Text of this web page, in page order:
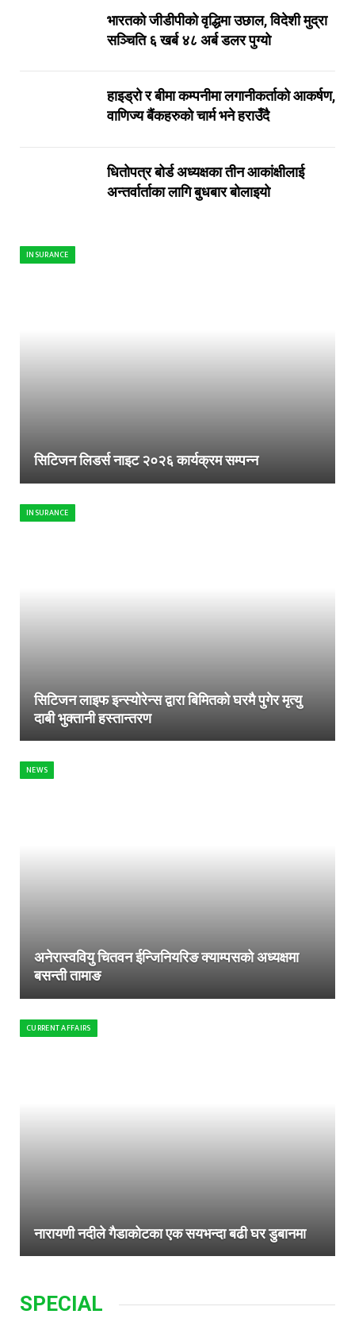
भारतको जीडीपीको वृद्धिमा उछाल, विदेशी मुद्रा
सञ्चिति ६ खर्ब ४८ अर्ब डलर पुग्यो
हाइड्रो र बीमा कम्पनीमा लगानीकर्ताको आकर्षण,
वाणिज्य बैंकहरुको चार्म भने हराउँदै
धितोपत्र बोर्ड अध्यक्षका तीन आकांक्षीलाई
अन्तर्वार्ताका लागि बुधबार बोलाइयो
INSURANCE
सिटिजन लिडर्स नाइट २०२६ कार्यक्रम सम्पन्न
INSURANCE
सिटिजन लाइफ इन्स्योरेन्स द्वारा बिमितको घरमै पुगेर मृत्यु
दाबी भुक्तानी हस्तान्तरण
NEWS
अनेरास्ववियु चितवन ईन्जिनियरिङ क्याम्पसको अध्यक्षमा
बसन्ती तामाङ
CURRENT AFFAIRS
नारायणी नदीले गैडाकोटका एक सयभन्दा बढी घर डुबानमा
SPECIAL